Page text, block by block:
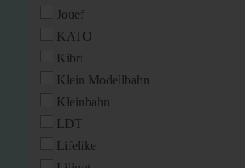
Jouef
KATO
Kibri
Klein Modellbahn
Kleinbahn
LDT
Lifelike